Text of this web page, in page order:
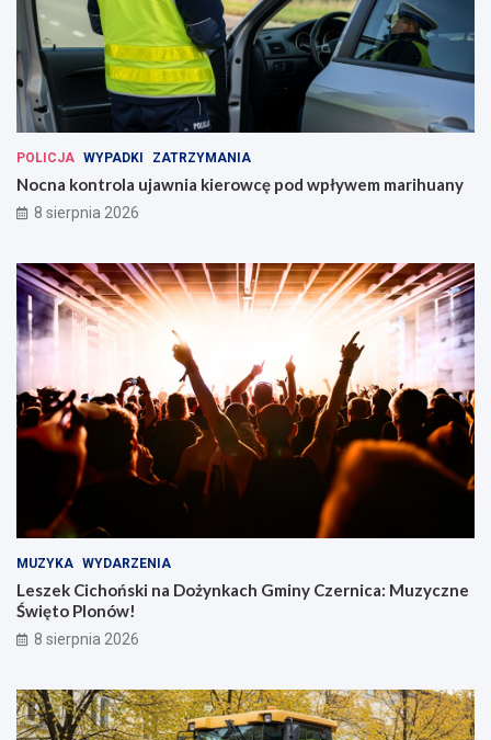
POLICJA WYPADKI ZATRZYMANIA
Nocna kontrola ujawnia kierowcę pod wpływem marihuany
8 sierpnia 2026
MUZYKA WYDARZENIA
Leszek Cichoński na Dożynkach Gminy Czernica: Muzyczne
Święto Plonów!
8 sierpnia 2026